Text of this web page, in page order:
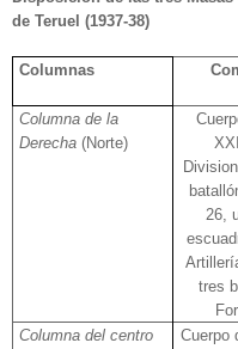
de Teruel (1937-38)
Columnas
Columna de la
Derecha(Norte)
26,
tres
Columna del centro
Cuerpo